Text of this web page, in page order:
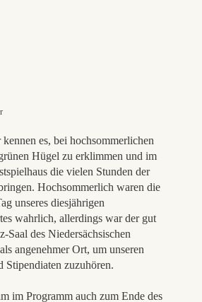
es, bei hochsommerlichen
Hügel zu erklimmen und im
die vielen Stunden der
Hochsommerlich waren die
unseres diesjährigen
wahrlich, allerdings war der gut
Saal des Niedersächsischen
angenehmer Ort, um unseren
Stipendiaten zuzuhören.
im Programm auch zum Ende des